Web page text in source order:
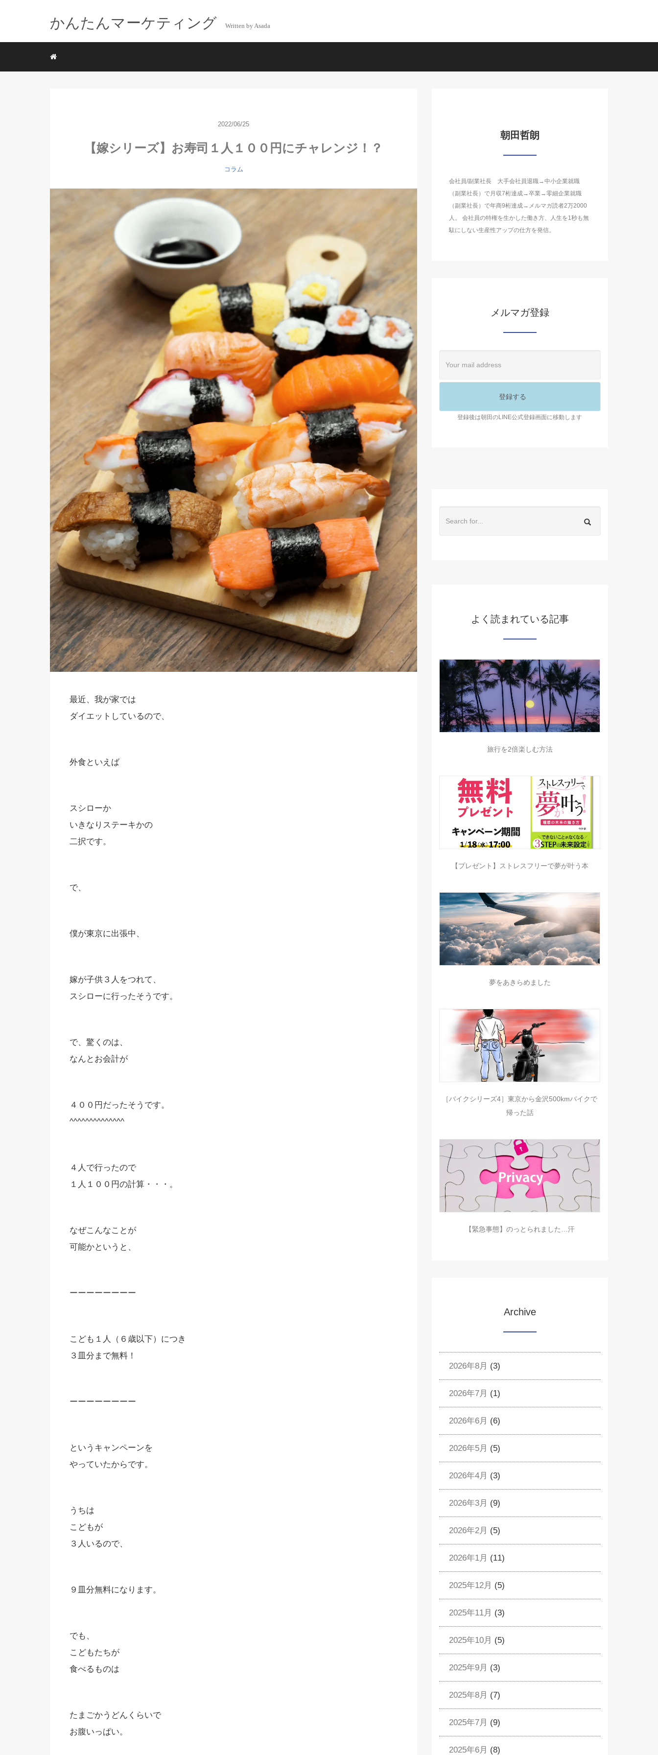
かんたんマーケティング Written by Asada
2022/06/25
【嫁シリーズ】お寿司１人１００円にチャレンジ！？
コラム
最近、我が家では
ダイエットしているので、
外食といえば
スシローか
いきなりステーキかの
二択です。
で、
僕が東京に出張中、
嫁が子供３人をつれて、
スシローに行ったそうです。
で、驚くのは、
なんとお会計が
４００円だったそうです。
^^^^^^^^^^^^^^
４人で行ったので
１人１００円の計算・・・。
なぜこんなことが
可能かというと、
ーーーーーーーー
こども１人（６歳以下）につき
３皿分まで無料！
ーーーーーーーー
というキャンペーンを
やっていたからです。
うちは
こどもが
３人いるので、
９皿分無料になります。
でも、
こどもたちが
食べるものは
たまごかうどんくらいで
お腹いっぱい。
朝田哲朗
会社員/副業社長 大手会社員退職→中小企業就職
（副業社長）で月収7桁達成→卒業→零細企業就職
（副業社長）で年商9桁達成→メルマガ読者2万2000
人。 会社員の特権を生かした働き方、人生を1秒も無
駄にしない生産性アップの仕方を発信。
メルマガ登録
登録後は朝田のLINE公式登録画面に移動します
よく読まれている記事
旅行を2倍楽しむ方法
【プレゼント】ストレスフリーで夢が叶う本
夢をあきらめました
［バイクシリーズ4］東京から金沢500kmバイクで
帰った話
【緊急事態】のっとられました…汗
Archive
2026年8月 (3)
2026年7月 (1)
2026年6月 (6)
2026年5月 (5)
2026年4月 (3)
2026年3月 (9)
2026年2月 (5)
2026年1月 (11)
2025年12月 (5)
2025年11月 (3)
2025年10月 (5)
2025年9月 (3)
2025年8月 (7)
2025年7月 (9)
2025年6月 (8)